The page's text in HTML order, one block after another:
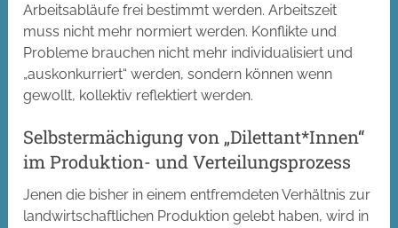
Arbeitsabläufe frei bestimmt werden. Arbeitszeit
muss nicht mehr normiert werden. Konflikte und
Probleme brauchen nicht mehr individualisiert und
„auskonkurriert“ werden, sondern können wenn
gewollt, kollektiv reflektiert werden.
Selbstermächigung von „Dilettant*Innen“
im Produktion- und Verteilungsprozess
Jenen die bisher in einem entfremdeten Verhältnis zur
landwirtschaftlichen Produktion gelebt haben, wird in